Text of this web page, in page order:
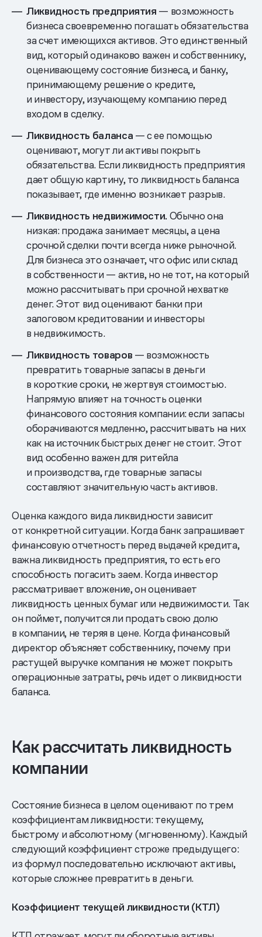
Ликвидность предприятия — возможность
бизнеса своевременно погашать обязательства
за счет имеющихся активов. Это единственный
вид, который одинаково важен и собственнику,
оценивающему состояние бизнеса, и банку,
принимающему решение о кредите,
и инвестору, изучающему компанию перед
входом в сделку.
Ликвидность баланса — с ее помощью
оценивают, могут ли активы покрыть
обязательства. Если ликвидность предприятия
дает общую картину, то ликвидность баланса
показывает, где именно возникает разрыв.
Ликвидность недвижимости. Обычно она
низкая: продажа занимает месяцы, а цена
срочной сделки почти всегда ниже рыночной.
Для бизнеса это означает, что офис или склад
в собственности — актив, но не тот, на который
можно рассчитывать при срочной нехватке
денег. Этот вид оценивают банки при
залоговом кредитовании и инвесторы
в недвижимость.
Ликвидность товаров — возможность
превратить товарные запасы в деньги
в короткие сроки, не жертвуя стоимостью.
Напрямую влияет на точность оценки
финансового состояния компании: если запасы
оборачиваются медленно, рассчитывать на них
как на источник быстрых денег не стоит. Этот
вид особенно важен для ритейла
и производства, где товарные запасы
составляют значительную часть активов.
Оценка каждого вида ликвидности зависит
от конкретной ситуации. Когда банк запрашивает
финансовую отчетность перед выдачей кредита,
важна ликвидность предприятия, то есть его
способность погасить заем. Когда инвестор
рассматривает вложение, он оценивает
ликвидность ценных бумаг или недвижимости. Так
он поймет, получится ли продать свою долю
в компании, не теряя в цене. Когда финансовый
директор объясняет собственнику, почему при
растущей выручке компания не может покрыть
операционные затраты, речь идет о ликвидности
баланса.
Как рассчитать ликвидность
компании
Состояние бизнеса в целом оценивают по трем
коэффициентам ликвидности: текущему,
быстрому и абсолютному (мгновенному). Каждый
следующий коэффициент строже предыдущего:
из формул последовательно исключают активы,
которые сложнее превратить в деньги.
Коэффициент текущей ликвидности (КТЛ)